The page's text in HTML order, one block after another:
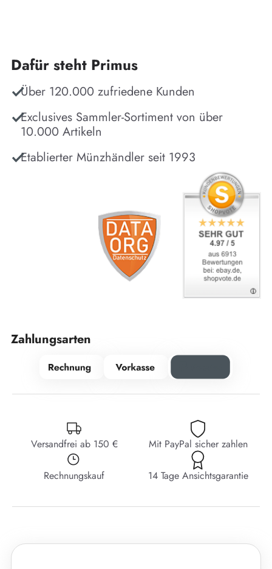
Dafür steht Primus
Über 120.000 zufriedene Kunden
Exclusives Sammler-Sortiment von über
10.000 Artikeln
Etablierter Münzhändler seit 1993
Zahlungsarten
Versandfrei ab 150 € Mit PayPal sicher zahlen
Rechnungskauf 14 Tage Ansichtsgarantie